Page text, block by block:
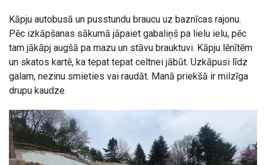
Kāpju autobusā un pusstundu braucu uz baznīcas rajonu.
Pēc izkāpšanas sākumā jāpaiet gabaliņš pa lielu ielu, pēc
tam jākāpj augšā pa mazu un stāvu brauktuvi. Kāpju lēnītēm
un skatos kartē, ka tepat tepat celtnei jābūt. Uzkāpusi līdz
galam, nezinu smieties vai raudāt. Manā priekšā ir milzīga
drupu kaudze.